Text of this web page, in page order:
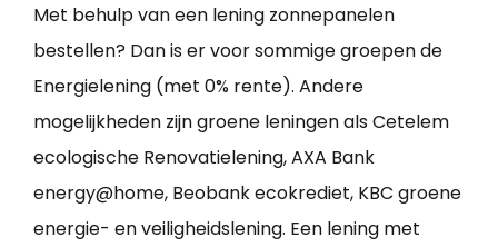
Met behulp van een lening zonnepanelen
bestellen? Dan is er voor sommige groepen de
Energielening (met 0% rente). Andere
mogelijkheden zijn groene leningen als Cetelem
ecologische Renovatielening, AXA Bank
energy@home, Beobank ecokrediet, KBC groene
energie- en veiligheidslening. Een lening met